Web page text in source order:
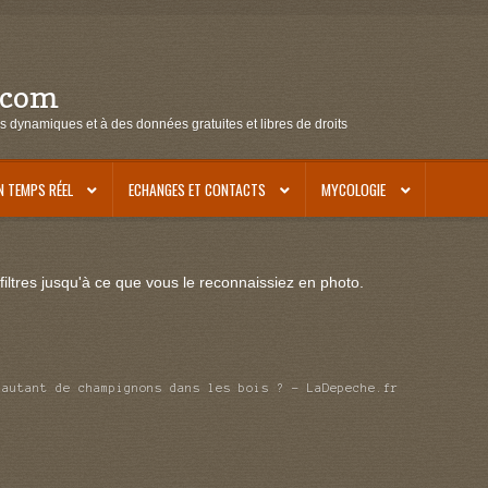
et à des données gratuites et libres de droits
TEMPS RÉEL ECHANGES ET CONTACTS MYCOLOGIE
jusqu'à ce que vous le reconnaissiez en photo.
de champignons dans les bois ? – LaDepeche.fr